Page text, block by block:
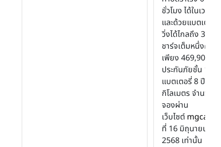
ชั่วโมง ได้ในเวลา
และด้วยแบตเตอรี่
วิ่งได้ไกลถึง 380
ชาร์จเต็มหนึ่งครั้ง
เพียง 469,900 บ
ประกันภัยชั้น 1 แล
แบตเตอรี่ 8 ปี หรื
กิโลเมตร จำนวนจ
จองผ่าน
เว็บไซต์
ที่ 16 มิถุนายน –
2568 เท่านั้น